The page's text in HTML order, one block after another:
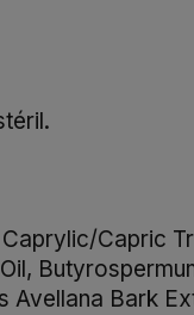
Capric
Avellana Bark